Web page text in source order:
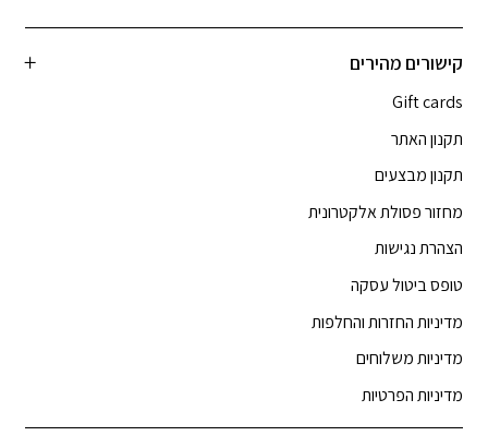
קישורים מהירים
Gift cards
תקנון האתר
תקנון מבצעים
מחזור פסולת אלקטרונית
הצהרת נגישות
טופס ביטול עסקה
מדיניות החזרות והחלפות
מדיניות משלוחים
מדיניות הפרטיות